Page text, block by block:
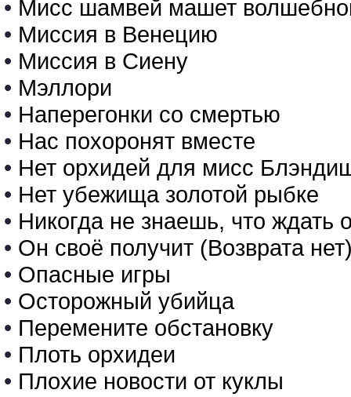
• Мисс шамвей машет
• Миссия в Венецию
• Миссия в Сиену
• Мэллори
• Наперегонки со смертью
• Нас похоронят вместе
• Нет орхидей для мисс
• Нет убежища золотой рыбке
• Никогда не знаешь, что
• Он своё получит (Возврата
• Опасные игры
• Осторожный убийца
• Перемените обстановку
• Плоть орхидеи
• Плохие новости от куклы